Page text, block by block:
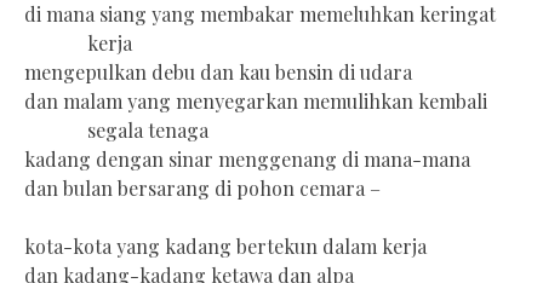
di mana siang yang membakar memeluhkan keringat
kerja
mengepulkan debu dan kau bensin di udara
dan malam yang menyegarkan memulihkan kembali
segala tenaga
kadang dengan sinar menggenang di mana-mana
dan bulan bersarang di pohon cemara –
kota-kota yang kadang bertekun dalam kerja
dan kadang-kadang ketawa dan alpa